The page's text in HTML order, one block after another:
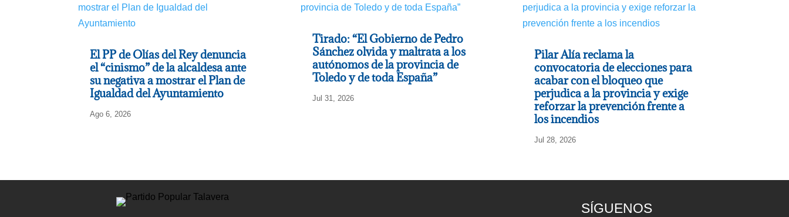
El PP de Olías del Rey denuncia
el “cinismo” de la alcaldesa ante
su negativa a mostrar el Plan de
Igualdad del Ayuntamiento
Ago 6, 2026
Tirado: “El Gobierno de Pedro
Sánchez olvida y maltrata a los
autónomos de la provincia de
Toledo y de toda España”
Jul 31, 2026
Pilar Alía reclama la
convocatoria de elecciones para
acabar con el bloqueo que
perjudica a la provincia y exige
reforzar la prevención frente a
los incendios
Jul 28, 2026
SÍGUENOS